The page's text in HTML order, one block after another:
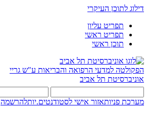
דילוג לתוכן העיקרי
תפריט עליון
תפריט ראשי
תוכן ראשי
הפקולטה למדעי הרפואה והבריאות ע"ש גריי
אוניברסיטת תל אביב
מערכת פניותאזור אישי לסטודנטים.יותלהרשמה